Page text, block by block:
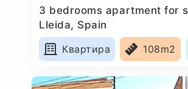
3 bedrooms apartment for
Lleida, Spain
Квартира
108m2